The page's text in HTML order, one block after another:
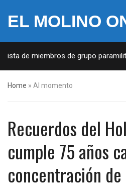
EL MOLINO
de miembros de grupo
Home » Al momento
Recuerdos del
cumple 75 años
concentración